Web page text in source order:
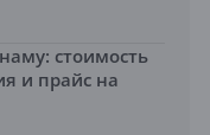
стоимость
и прайс на